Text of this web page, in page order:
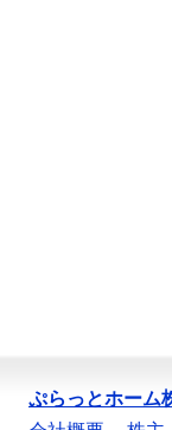
ぷらっとホーム